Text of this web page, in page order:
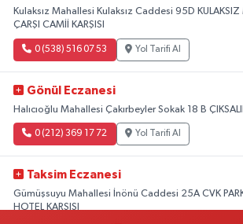
Kulaksız Mahallesi Kulaksız Caddesi 95D KULAKSIZ
ÇARŞI CAMİİ KARŞISI
0 (538) 516 07 53 Yol Tarifi Al
Gönül Eczanesi
Halıcıoğlu Mahallesi Çakırbeyler Sokak 18 B
0 (212) 369 17 72 Yol Tarifi Al
Taksim Eczanesi
Gümüşsuyu Mahallesi İnönü Caddesi 25A CVK
HOTEL KARŞISI